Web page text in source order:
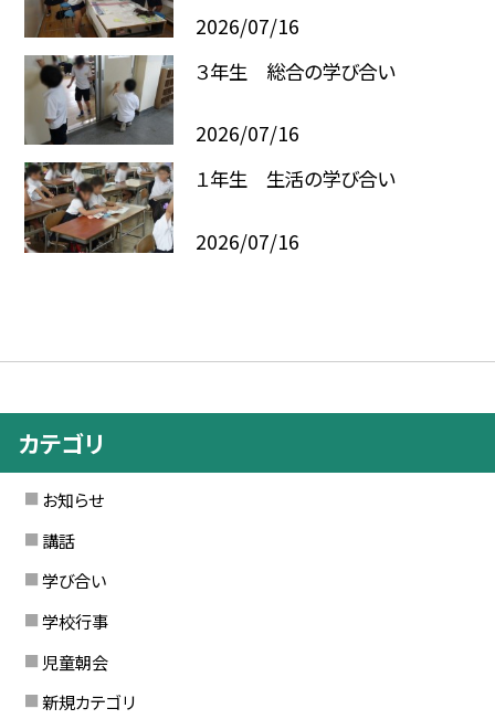
2026/07/16
３年生 総合の学び合い
2026/07/16
１年生 生活の学び合い
2026/07/16
カテゴリ
お知らせ
講話
学び合い
学校行事
児童朝会
新規カテゴリ